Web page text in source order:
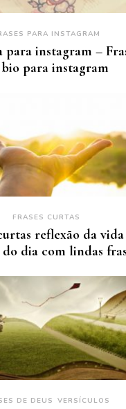
PARA INSTAGRAM
para instagram –
para instagram
FRASES CURTAS
reflexão da
dia com lindas
DE DEUS VERSÍCULOS